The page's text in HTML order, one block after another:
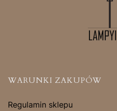
Linki w stopce
WARUNKI ZAKUPÓW
Regulamin sklepu